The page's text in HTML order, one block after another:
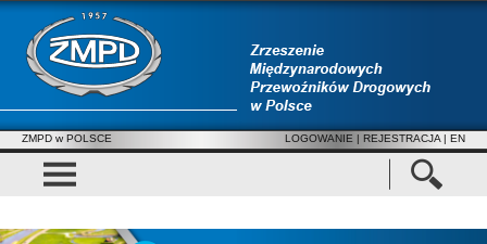
ZMPD w POLSCE LOGOWANIE | REJESTRACJA | EN